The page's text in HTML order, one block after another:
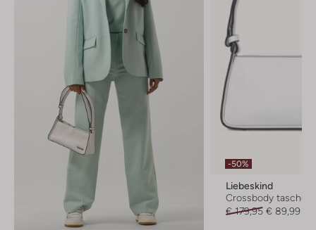
-50%
Liebeskind
Crossbody taschen
€ 179,95 € 89,99